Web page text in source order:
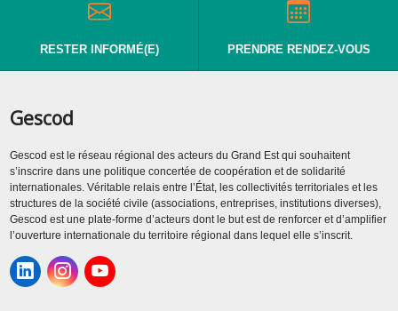
RESTER INFORMÉ(E) PRENDRE RENDEZ-VOUS
Gescod
Gescod est le réseau régional des acteurs du Grand Est qui souhaitent
s’inscrire dans une politique concertée de coopération et de solidarité
internationales. Véritable relais entre l’État, les collectivités territoriales et les
structures de la société civile (associations, entreprises, institutions diverses),
Gescod est une plate-forme d’acteurs dont le but est de renforcer et d’amplifier
l’ouverture internationale du territoire régional dans lequel elle s’inscrit.